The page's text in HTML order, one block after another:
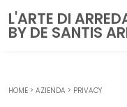
L'ARTE DI
BY DE SANTIS
CUCINE
HOME > AZIENDA > PRIVACY